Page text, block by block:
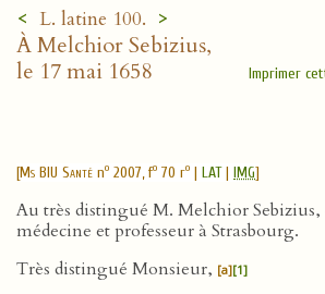
< L. latine 100. >
À Melchior Sebizius,
le 17 mai 1658
Imprimer
[Ms BIU Santé no 2007, fo 70 ro | LAT| IMG]
Au très distingué M. Melchior Sebizius,
médecine et professeur à Strasbourg.
Très distingué Monsieur, [a][1]